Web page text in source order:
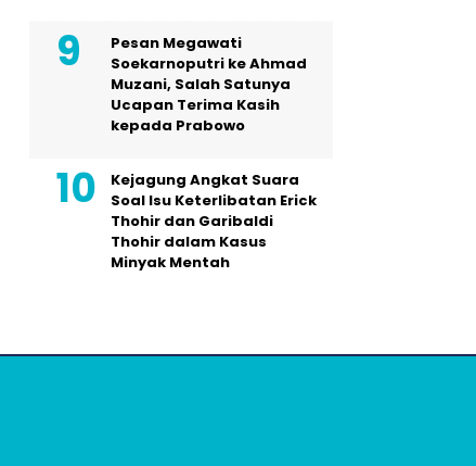
Pesan Megawati
Soekarnoputri ke Ahmad
Muzani, Salah Satunya
Ucapan Terima Kasih
kepada Prabowo
Kejagung Angkat Suara
Soal Isu Keterlibatan Erick
Thohir dan Garibaldi
Thohir dalam Kasus
Minyak Mentah